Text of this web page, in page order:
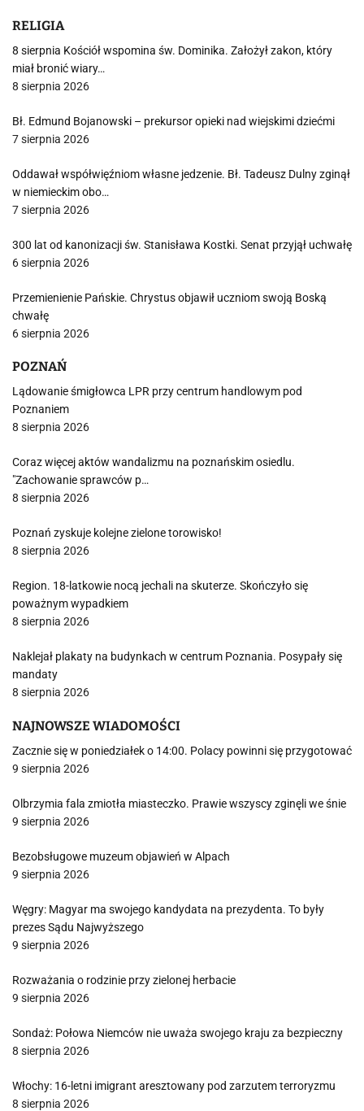
RELIGIA
8 sierpnia Kościół wspomina św. Dominika. Założył zakon, który
miał bronić wiary…
8 sierpnia 2026
Bł. Edmund Bojanowski – prekursor opieki nad wiejskimi dziećmi
7 sierpnia 2026
Oddawał współwięźniom własne jedzenie. Bł. Tadeusz Dulny zginął
w niemieckim obo…
7 sierpnia 2026
300 lat od kanonizacji św. Stanisława Kostki. Senat przyjął uchwałę
6 sierpnia 2026
Przemienienie Pańskie. Chrystus objawił uczniom swoją Boską
chwałę
6 sierpnia 2026
POZNAŃ
Lądowanie śmigłowca LPR przy centrum handlowym pod
Poznaniem
8 sierpnia 2026
Coraz więcej aktów wandalizmu na poznańskim osiedlu.
"Zachowanie sprawców p…
8 sierpnia 2026
Poznań zyskuje kolejne zielone torowisko!
8 sierpnia 2026
Region. 18-latkowie nocą jechali na skuterze. Skończyło się
poważnym wypadkiem
8 sierpnia 2026
Naklejał plakaty na budynkach w centrum Poznania. Posypały się
mandaty
8 sierpnia 2026
NAJNOWSZE WIADOMOŚCI
Zacznie się w poniedziałek o 14:00. Polacy powinni się przygotować
9 sierpnia 2026
Olbrzymia fala zmiotła miasteczko. Prawie wszyscy zginęli we śnie
9 sierpnia 2026
Bezobsługowe muzeum objawień w Alpach
9 sierpnia 2026
Węgry: Magyar ma swojego kandydata na prezydenta. To były
prezes Sądu Najwyższego
9 sierpnia 2026
Rozważania o rodzinie przy zielonej herbacie
9 sierpnia 2026
Sondaż: Połowa Niemców nie uważa swojego kraju za bezpieczny
8 sierpnia 2026
Włochy: 16-letni imigrant aresztowany pod zarzutem terroryzmu
8 sierpnia 2026